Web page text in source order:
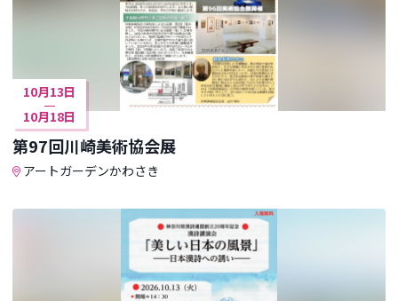
10月13日
10月18日
第97回川崎美術協会展
アートガーデンかわさき